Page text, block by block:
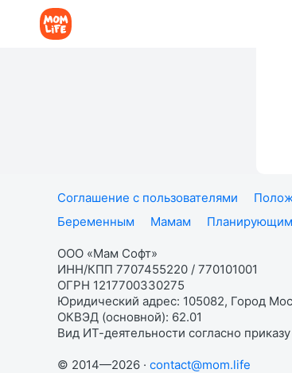
Соглашение с пользователями
Беременным
Мамам Планирующим
ООО «Мам Софт»
ИНН/КПП 7707455220 / 770101001
ОГРН 1217700330275
Юридический адрес: 105082, Город
ОКВЭД (основной): 62.01
Вид ИТ-деятельности согласно
© 2014—2026 · contact@mom.life